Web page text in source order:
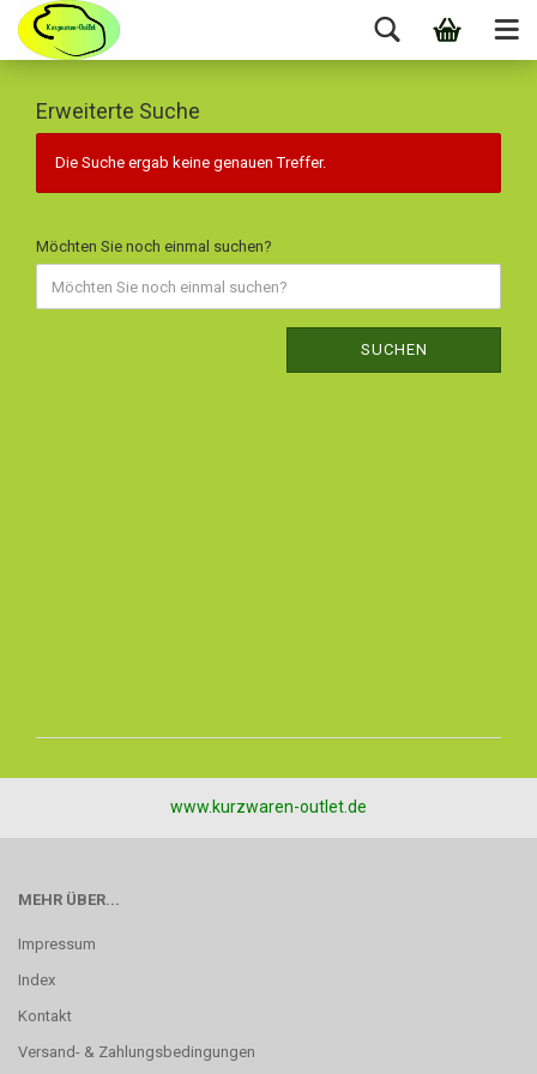
Erweiterte Suche
Die Suche ergab keine genauen Treffer.
Möchten Sie noch einmal suchen?
SUCHEN
www.kurzwaren-outlet.de
MEHR ÜBER...
Impressum
Index
Kontakt
Versand- & Zahlungsbedingungen